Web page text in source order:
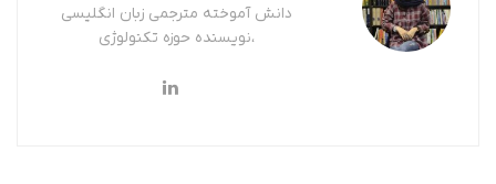
دانش آموخته مترجمی زبان انگلیسی
،نویسنده حوزه تکنولوژی